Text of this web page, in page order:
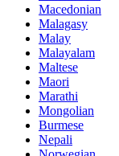
Macedonian
Malagasy
Malay
Malayalam
Maltese
Maori
Marathi
Mongolian
Burmese
Nepali